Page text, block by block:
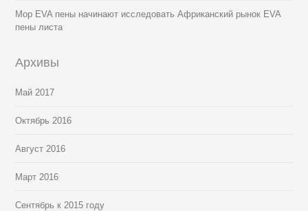
Мор EVA пены начинают исследовать Африканский рынок EVA
пены листа
Архивы
Май 2017
Октябрь 2016
Август 2016
Март 2016
Сентябрь к 2015 году